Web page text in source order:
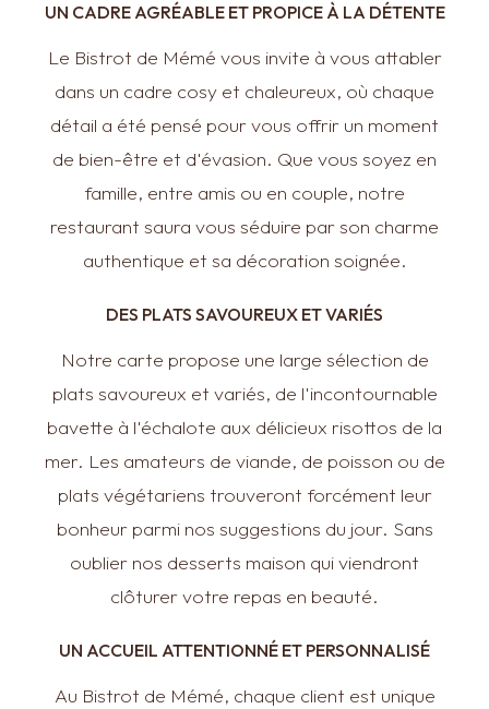
UN CADRE AGRÉABLE ET PROPICE À LA DÉTENTE
Le Bistrot de Mémé vous invite à vous attabler
dans un cadre cosy et chaleureux, où chaque
détail a été pensé pour vous offrir un moment
de bien-être et d'évasion. Que vous soyez en
famille, entre amis ou en couple, notre
restaurant saura vous séduire par son charme
authentique et sa décoration soignée.
DES PLATS SAVOUREUX ET VARIÉS
Notre carte propose une large sélection de
plats savoureux et variés, de l'incontournable
bavette à l'échalote aux délicieux risottos de la
mer. Les amateurs de viande, de poisson ou de
plats végétariens trouveront forcément leur
bonheur parmi nos suggestions du jour. Sans
oublier nos desserts maison qui viendront
clôturer votre repas en beauté.
UN ACCUEIL ATTENTIONNÉ ET PERSONNALISÉ
Au Bistrot de Mémé, chaque client est unique